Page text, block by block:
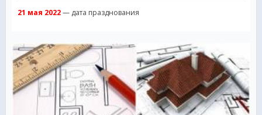
21 мая 2022— дата празднования